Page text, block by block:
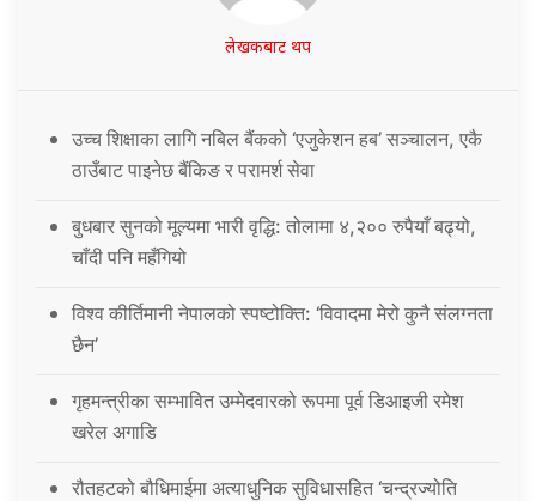
लेखकबाट थप
उच्च शिक्षाका लागि नबिल बैंकको ‘एजुकेशन हब’ सञ्चालन, एकै
ठाउँबाट पाइनेछ बैंकिङ र परामर्श सेवा
बुधबार सुनको मूल्यमा भारी वृद्धि: तोलामा ४,२०० रुपैयाँ बढ्यो,
चाँदी पनि महँगियो
विश्व कीर्तिमानी नेपालको स्पष्टोक्ति: ‘विवादमा मेरो कुनै संलग्नता
छैन’
गृहमन्त्रीका सम्भावित उम्मेदवारको रूपमा पूर्व डिआइजी रमेश
खरेल अगाडि
रौतहटको बौधिमाईमा अत्याधुनिक सुविधासहित ‘चन्द्रज्योति